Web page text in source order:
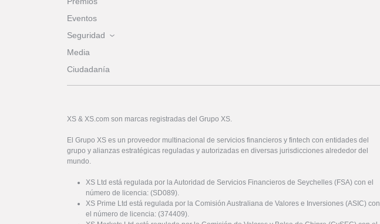
Eventos
Seguridad
Media
Ciudadanía
XS & XS.com son marcas registradas del Grupo XS.
El Grupo XS es un proveedor multinacional de servicios financieros y fintech con entidades del
grupo y alianzas estratégicas reguladas y autorizadas en diversas jurisdicciones alrededor del
mundo.
XS Ltd está regulada por la Autoridad de Servicios Financieros de Seychelles (FSA) con el
número de licencia: (SD089).
XS Prime Ltd está regulada por la Comisión Australiana de Valores e Inversiones (ASIC) con
el número de licencia: (374409).